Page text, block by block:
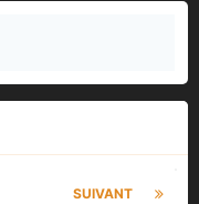
SUIVANT